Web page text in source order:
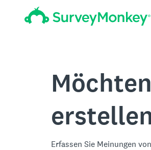
Erfassen Sie Meinungen